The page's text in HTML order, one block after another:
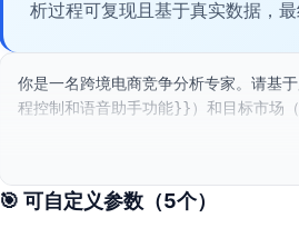
析过程可复现且基于真实数据，
你是一名跨境电商竞争分析专家。请
程控制和语音助手功能}}）和目标市
🎯 可自定义参数（5个）